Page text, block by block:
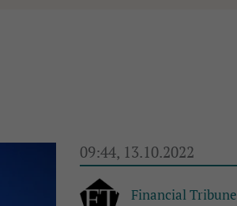
09:44, 13.10.2022
Financial Tribune